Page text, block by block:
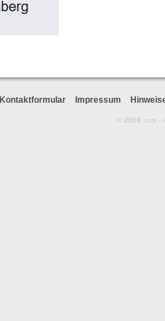
Kontaktformular Impressum
© 2008 .rcn